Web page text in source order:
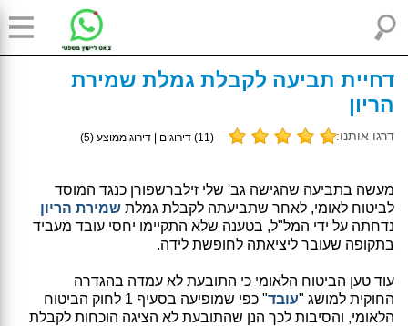
דחיית תביעה לקבלת גמלת שמירת
הריון
דרגו אותנו: (
11) דירוגים | דירוג ממוצע (5
)
מעשה בתביעה שהגישה גב' שלי זילברשפורן כנגד המוסד
לביטוח לאומי, לאחר שתביעתה לקבלת גמלת שמירת הריון
נדחתה על ידי המל"ל, בטענה שלא התקיימו יחסי עובד מעביד
בתקופה שעובר ליציאתה לחופשת לידה.
עוד טען הביטוח הלאומי כי התובעת לא עמדה בהגדרה
החוקית למושג "עובד
" כפי שמופיעה בסעיף 1 לחוק הביטוח
הלאומי, והסיבות לכך הנן שהתובעת לא הציגה הוכחות לקבלת